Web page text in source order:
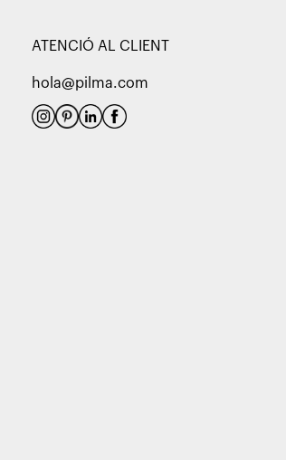
ATENCIÓ AL CLIENT
hola@pilma.com